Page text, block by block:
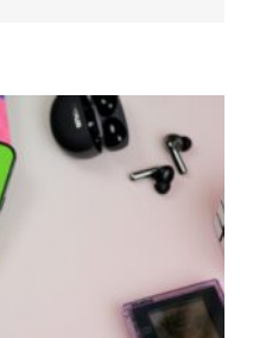
e-mail et mon
pour mon prochain